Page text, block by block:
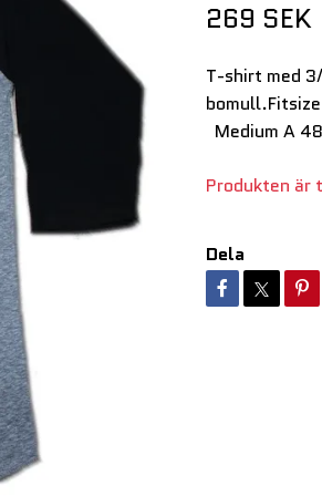
269 SEK
T-shirt med
Medium A
Produkten är
Dela